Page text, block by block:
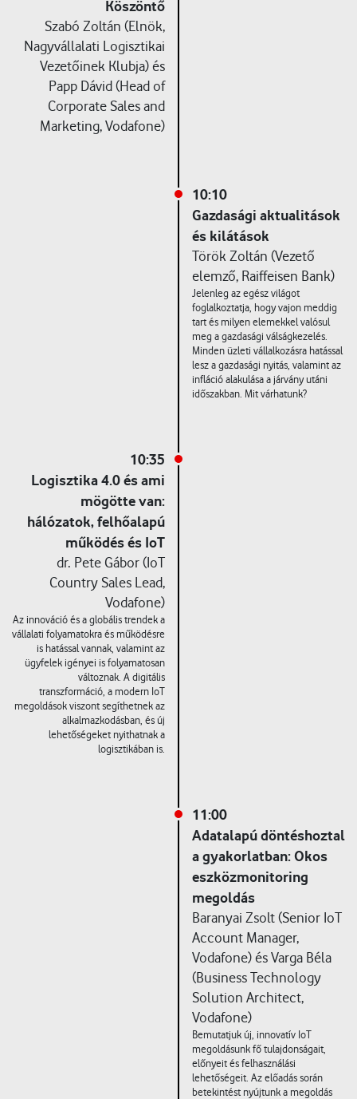
Köszöntő
Szabó Zoltán (Elnök,
Nagyvállalati Logisztikai
Vezetőinek Klubja) és
Papp Dávid (Head of
Corporate Sales and
Marketing, Vodafone)
10:10
Gazdasági aktualitások
és kilátások
Török Zoltán (Vezető
elemző, Raiffeisen Bank)
Jelenleg az egész világot
foglalkoztatja, hogy vajon meddig
tart és milyen elemekkel valósul
meg a gazdasági válságkezelés.
Minden üzleti vállalkozásra hatással
lesz a gazdasági nyitás, valamint az
infláció alakulása a járvány utáni
időszakban. Mit várhatunk?
10:35
Logisztika 4.0 és ami
mögötte van:
hálózatok, felhőalapú
működés és IoT
dr. Pete Gábor (IoT
Country Sales Lead,
Vodafone)
Az innováció és a globális trendek a
vállalati folyamatokra és működésre
is hatással vannak, valamint az
ügyfelek igényei is folyamatosan
változnak. A digitális
transzformáció, a modern IoT
megoldások viszont segíthetnek az
alkalmazkodásban, és új
lehetőségeket nyithatnak a
logisztikában is.
11:00
Adatalapú döntéshoztal
a gyakorlatban: Okos
eszközmonitoring
megoldás
Baranyai Zsolt (Senior IoT
Account Manager,
Vodafone) és Varga Béla
(Business Technology
Solution Architect,
Vodafone)
Bemutatjuk új, innovatív IoT
megoldásunk fő tulajdonságait,
előnyeit és felhasználási
lehetőségeit. Az előadás során
betekintést nyújtunk a megoldás